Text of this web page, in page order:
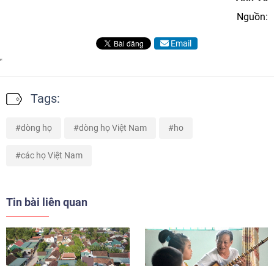
Nguồn:
Email
Tags:
dòng họ dòng họ Việt Nam ho
các họ Việt Nam
Tin bài liên quan